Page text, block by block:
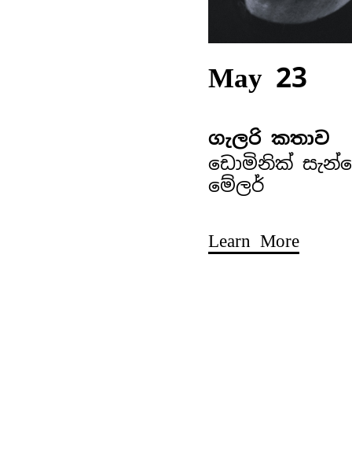
May 23
ගැලරි කතාව
ඩොමිනික්
මේලර්
Learn More